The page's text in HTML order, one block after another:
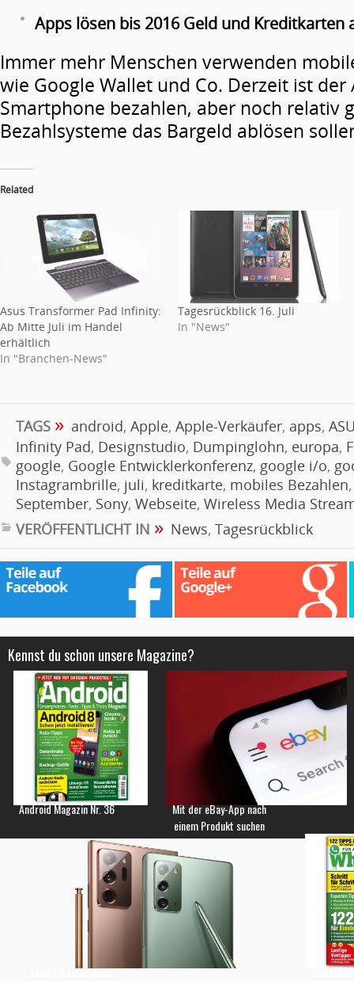
Apps lösen bis 2016 Geld und Kreditkarten
Immer mehr Menschen verwenden
wie Google Wallet und Co. Derzeit ist
Smartphone bezahlen, aber noch relativ
Bezahlsysteme das Bargeld ablösen
Related
Asus Transformer Pad Infinity:
Ab Mitte Juli im Handel
erhältlich
In "Branchen-News"
Tagesrückblick 16. Juli
In "News"
TAGS » android, Apple, Apple-Verkäufer, apps,
Infinity Pad, Designstudio, Dumpinglohn, europa,
google, Google Entwicklerkonferenz, google i/o,
Instagrambrille, juli, kreditkarte, mobiles Bezahlen
September, Sony, Webseite, Wireless Media
VERÖFFENTLICHT IN » News, Tagesrückblick
Kennst du schon unsere Magazine?
Android Magazin Nr. 36
Mit der eBay-App nach
einem Produkt suchen
Keine Updates mehr